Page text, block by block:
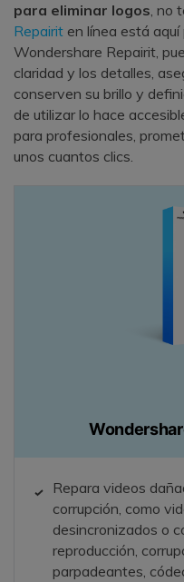
para eliminar logos, no
Repairit en línea está
Wondershare Repairit,
claridad y los detalles,
conserven su brillo y
de utilizar lo hace
para profesionales,
unos cuantos clics.
Repara videos
corrupción, como
desincronizados o
reproducción,
parpadeantes,